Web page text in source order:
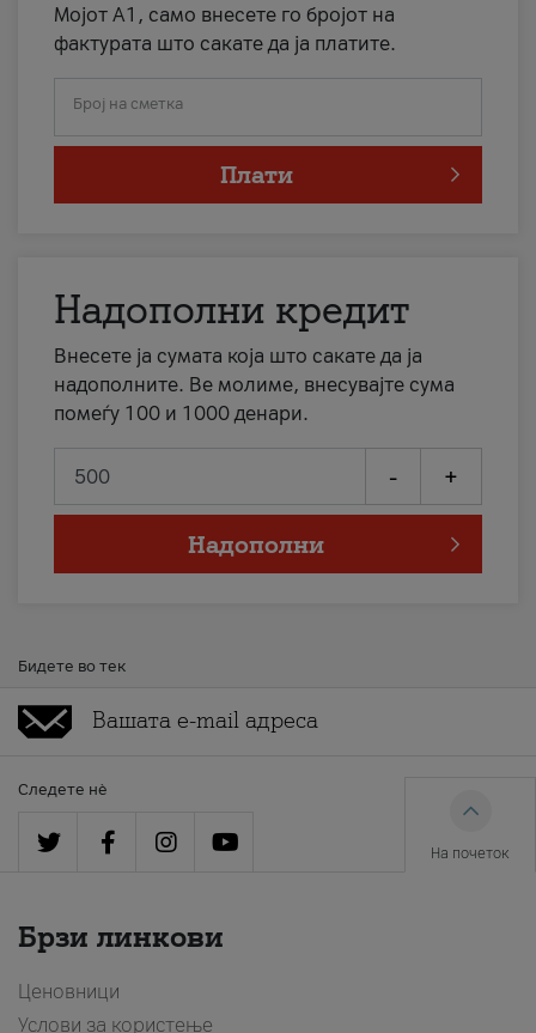
Мојот А1, само внесете го бројот на
фактурата што сакате да ја платите.
Број на сметка
Плати
Надополни кредит
Внесете ја сумата која што сакате да ја
надополните. Ве молиме, внесувајте сума
помеѓу 100 и 1000 денари.
- +
Надополни
Бидете во тек
Следете нè
На почеток
Брзи линкови
Ценовници
Услови за користење